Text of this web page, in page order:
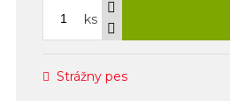
ks
Strážny pes